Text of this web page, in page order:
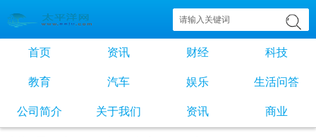
首页 资讯 财经 科技
教育 汽车 娱乐 生活问答
公司简介 关于我们 资讯 商业